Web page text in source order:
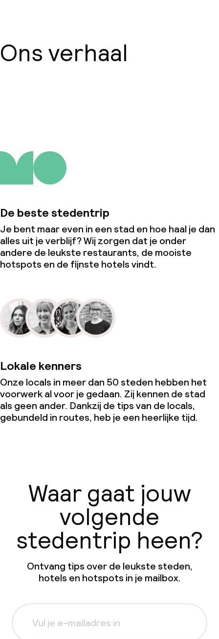
Ons verhaal
De beste stedentrip
Je bent maar even in een stad en hoe haal je dan
alles uit je verblijf? Wij zorgen dat je onder
andere de leukste restaurants, de mooiste
hotspots en de fijnste hotels vindt.
Lokale kenners
Onze locals in meer dan 50 steden hebben het
voorwerk al voor je gedaan. Zij kennen de stad
als geen ander. Dankzij de tips van de locals,
gebundeld in routes, heb je een heerlijke tijd.
Waar gaat jouw
volgende
stedentrip heen?
Ontvang tips over de leukste steden,
hotels en hotspots in je mailbox.